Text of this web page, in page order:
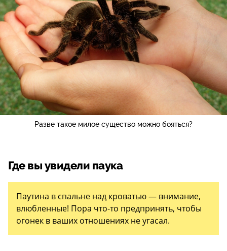
Разве такое милое существо можно бояться?
Где вы увидели паука
Паутина в спальне над кроватью — внимание,
влюбленные! Пора что-то предпринять, чтобы
огонек в ваших отношениях не угасал.